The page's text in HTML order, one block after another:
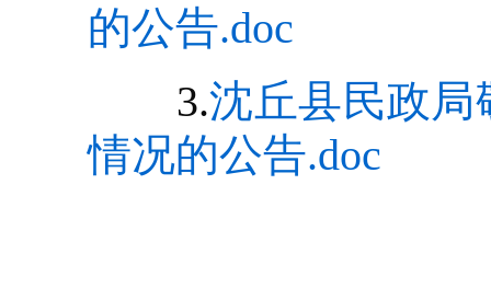
的公告.doc
3.沈丘县民政局
情况的公告.doc